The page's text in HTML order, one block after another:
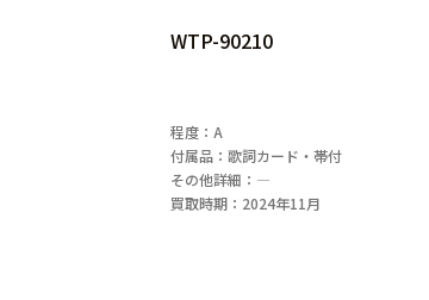
WTP-90210
程度：A
付属品：歌詞カード・帯付
その他詳細：―
買取時期：2024年11月